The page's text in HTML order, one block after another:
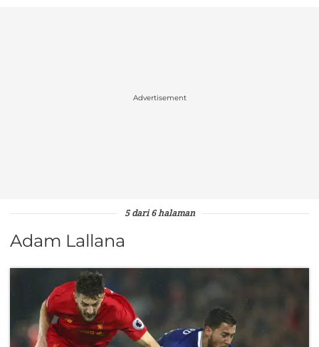
Advertisement
5 dari 6 halaman
Adam Lallana